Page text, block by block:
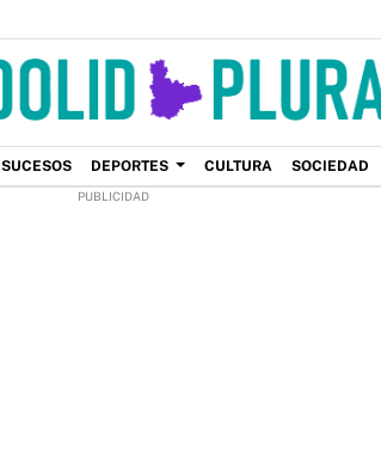
SUCESOS DEPORTES CULTURA SOCIEDAD